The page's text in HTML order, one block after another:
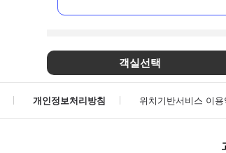
객실선택
개인정보처리방침 위치기반서비스 이용